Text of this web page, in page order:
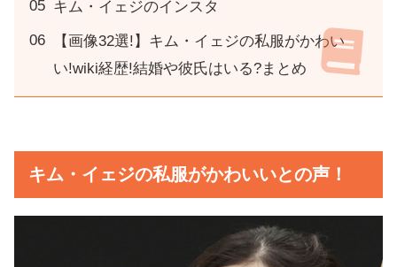
キム・イェジのインスタ
【画像32選!】キム・イェジの私服がかわい
い!wiki経歴!結婚や彼氏はいる?まとめ
キム・イェジの私服がかわいいとの声！